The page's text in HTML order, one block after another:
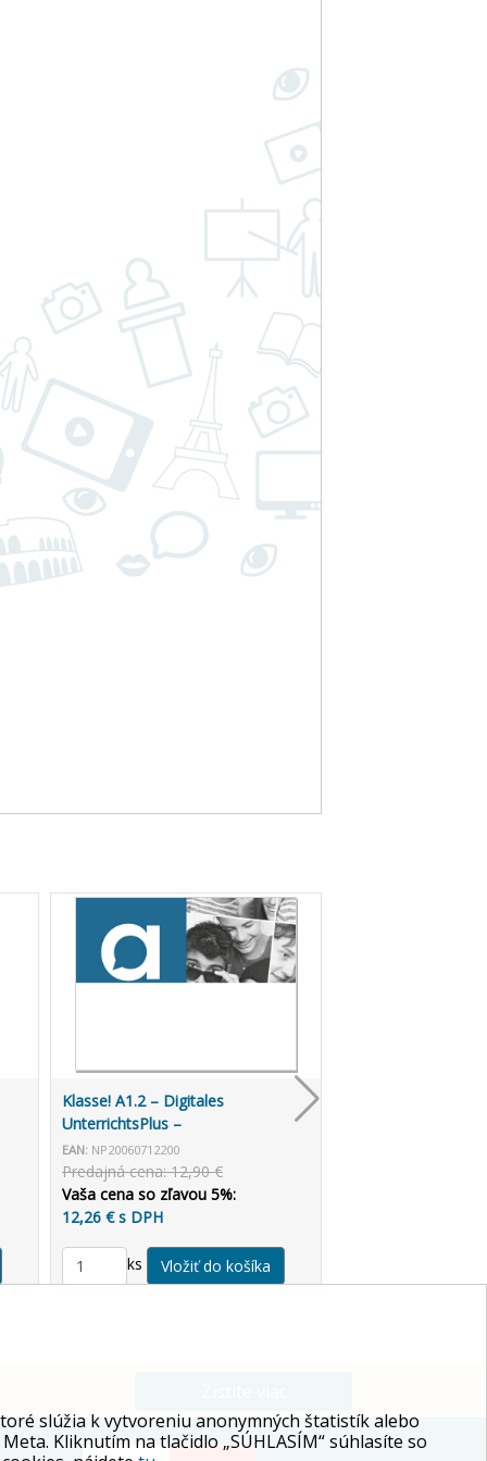
Klasse! A1.2 – Digitales
UnterrichtsPlus –
Unterrichtshandbuch allango (3
roky)
EAN: NP20060712200
Predajná cena: 12,90 €
Vaša cena so zľavou 5%:
12,26 € s DPH
ks
slúžia k vytvoreniu anonymných štatistík alebo
Kliknutím na tlačidlo „SÚHLASÍM“ súhlasíte so